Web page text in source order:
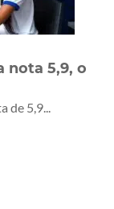
nota 5,9, o
de 5,9...